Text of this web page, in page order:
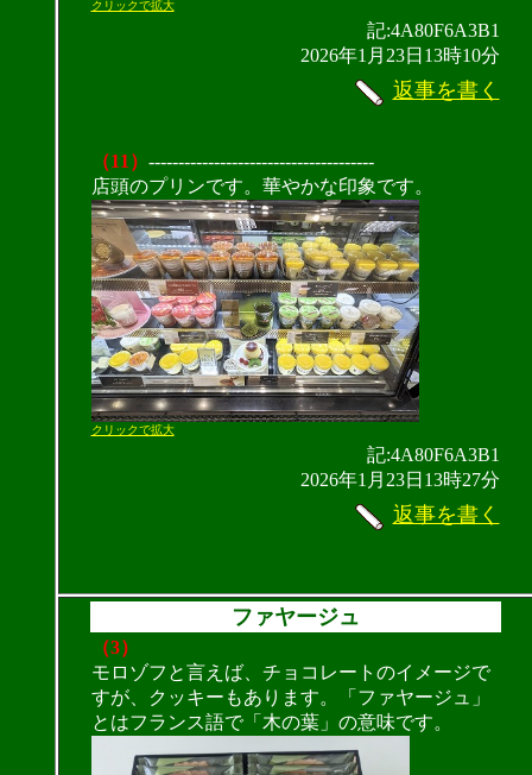
クリックで拡大
記:4A80F6A3B1
2026年1月23日13時10分
返事を書く
（11） --------------------------------------
店頭のプリンです。華やかな印象です。
クリックで拡大
記:4A80F6A3B1
2026年1月23日13時27分
返事を書く
ファヤージュ
（3）
モロゾフと言えば、チョコレートのイメージで
すが、クッキーもあります。「ファヤージュ」
とはフランス語で「木の葉」の意味です。